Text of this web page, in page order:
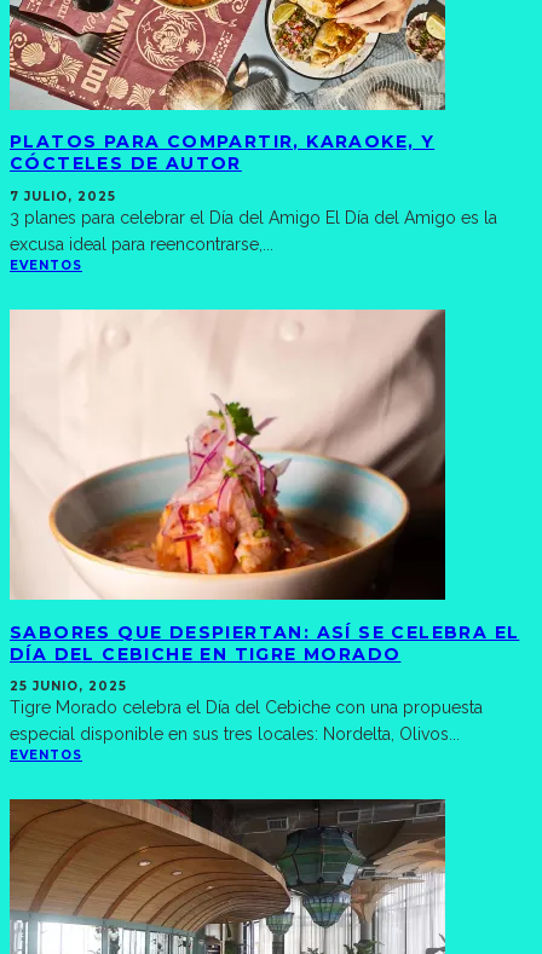
PLATOS PARA COMPARTIR, KARAOKE, Y
CÓCTELES DE AUTOR
7 JULIO, 2025
3 planes para celebrar el Día del Amigo El Día del Amigo es la
excusa ideal para reencontrarse,
EVENTOS
SABORES QUE DESPIERTAN: ASÍ SE CELEBRA EL
DÍA DEL CEBICHE EN TIGRE MORADO
25 JUNIO, 2025
Tigre Morado celebra el Día del Cebiche con una propuesta
especial disponible en sus tres locales: Nordelta, Olivos
EVENTOS